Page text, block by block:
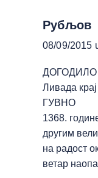
Рубљов
08/09/2015
Ливада
ГУВНО
1368.
другим
на радост
ветар